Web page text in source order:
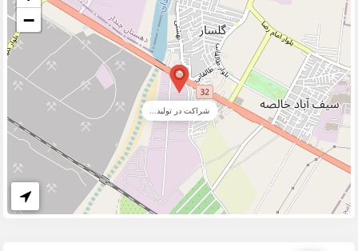
شراکت در تولید...
−